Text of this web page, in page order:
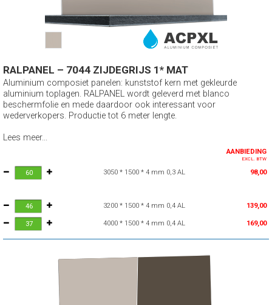
RALPANEL – 7044 ZIJDEGRIJS 1* MAT
Aluminium composiet panelen: kunststof kern met gekleurde
aluminium toplagen. RALPANEL wordt geleverd met blanco
beschermfolie en mede daardoor ook interessant voor
wederverkopers. Productie tot 6 meter lengte.
Lees meer...
AANBIEDING
EXCL. BTW
3050 * 1500 * 4 mm 0,3 AL 98,00
3200 * 1500 * 4 mm 0,4 AL 139,00
4000 * 1500 * 4 mm 0,4 AL 169,00